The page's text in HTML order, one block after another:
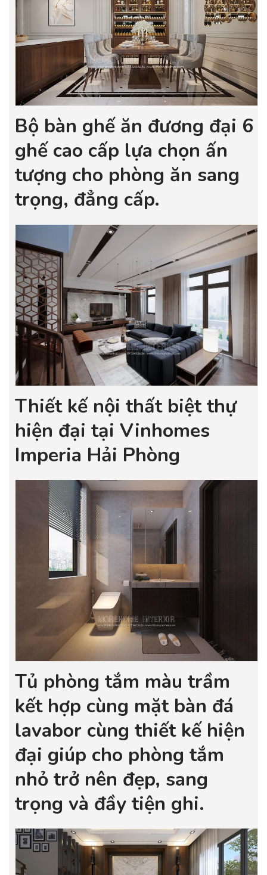
Bộ bàn ghế ăn đương đại 6
ghế cao cấp lựa chọn ấn
tượng cho phòng ăn sang
trọng, đẳng cấp.
Thiết kế nội thất biệt thự
hiện đại tại Vinhomes
Imperia Hải Phòng
Tủ phòng tắm màu trầm
kết hợp cùng mặt bàn đá
lavabor cùng thiết kế hiện
đại giúp cho phòng tắm
nhỏ trở nên đẹp, sang
trọng và đầy tiện ghi.